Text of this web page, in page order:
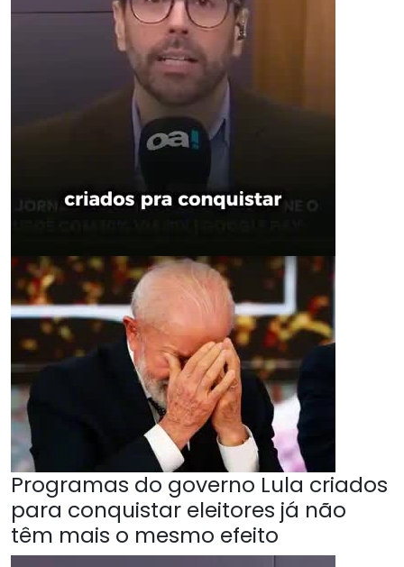
Programas do governo Lula criados
para conquistar eleitores já não
têm mais o mesmo efeito